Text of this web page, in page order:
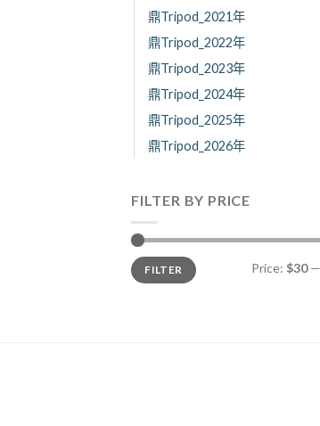
鼎Tripod_2021年
鼎Tripod_2022年
鼎Tripod_2023年
鼎Tripod_2024年
鼎Tripod_2025年
鼎Tripod_2026年
FILTER BY PRICE
FILTER Price: $30—